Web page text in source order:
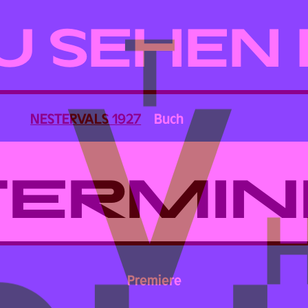
SEHEN
NESTERVALS 1927 Buch
Premiere